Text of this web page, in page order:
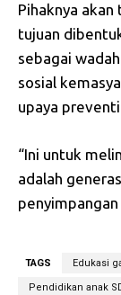
Pihaknya
tujuan
sebagai
sosial
upaya
“Ini untuk
adalah
TAGS Edukasi
Pendidikan anak